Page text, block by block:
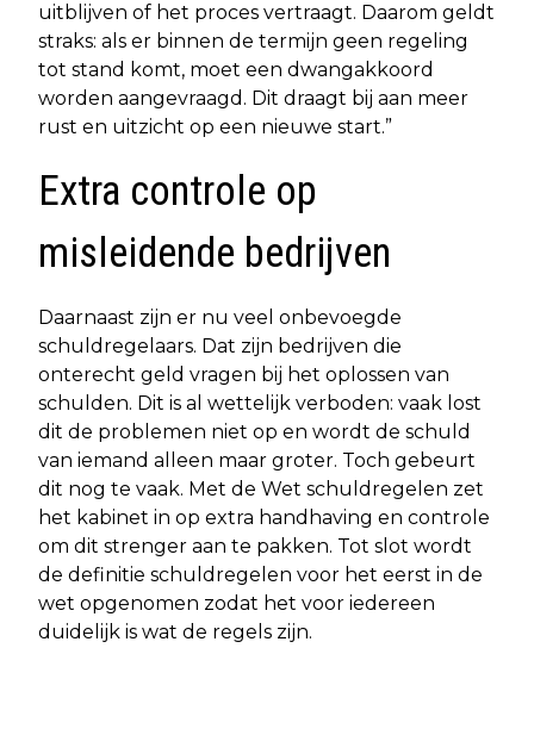
uitblijven of het proces vertraagt. Daarom geldt
straks: als er binnen de termijn geen regeling
tot stand komt, moet een dwangakkoord
worden aangevraagd. Dit draagt bij aan meer
rust en uitzicht op een nieuwe start.”
Extra controle op
misleidende bedrijven
Daarnaast zijn er nu veel onbevoegde
schuldregelaars. Dat zijn bedrijven die
onterecht geld vragen bij het oplossen van
schulden. Dit is al wettelijk verboden: vaak lost
dit de problemen niet op en wordt de schuld
van iemand alleen maar groter. Toch gebeurt
dit nog te vaak. Met de Wet schuldregelen zet
het kabinet in op extra handhaving en controle
om dit strenger aan te pakken. Tot slot wordt
de definitie schuldregelen voor het eerst in de
wet opgenomen zodat het voor iedereen
duidelijk is wat de regels zijn.